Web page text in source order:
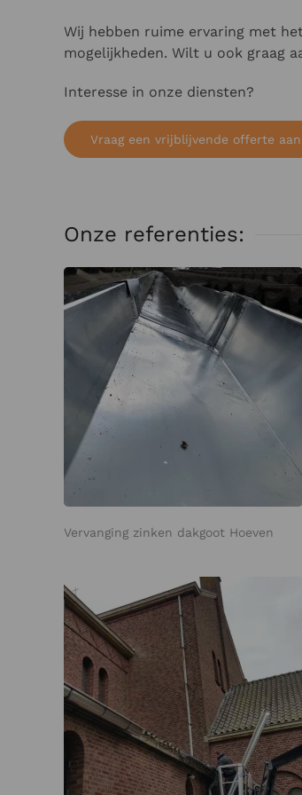
Wij hebben ruime ervaring met
mogelijkheden. Wilt u ook graag
Interesse in onze diensten?
Vraag een vrijblijvende offerte aan
Onze referenties:
Vervanging zinken dakgoot Hoeven